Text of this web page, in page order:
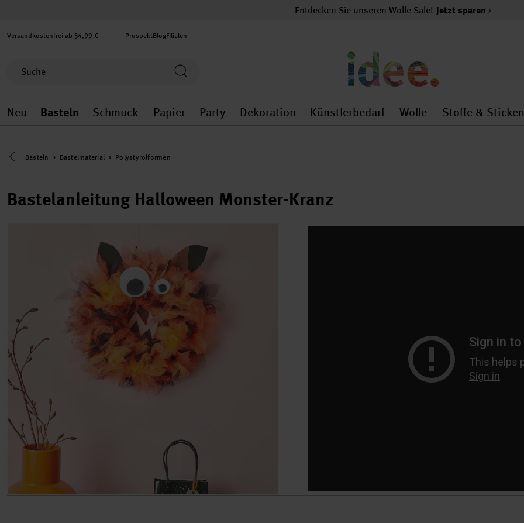
Entdecken Sie unseren Wolle Sale! Jetzt sparen
Versandkostenfrei ab 34,99 € ProspektBlogFilialen
Neu
Neu general.openMenu
Basteln
Basteln general.openMenu
Schmuck
Schmuck general.openMenu
Papier
Papier general.openMenu
Party
Party general.openMenu
Dekoration
Dekoration general.openMenu
Künstlerbedarf
Künstlerbedarf
Wolle
Wolle
Stoffe & Sticken
Eine Kategorie zurück navigieren
Basteln Bastelmaterial Polystyrolformen
Bastelanleitung Halloween Monster-Kranz